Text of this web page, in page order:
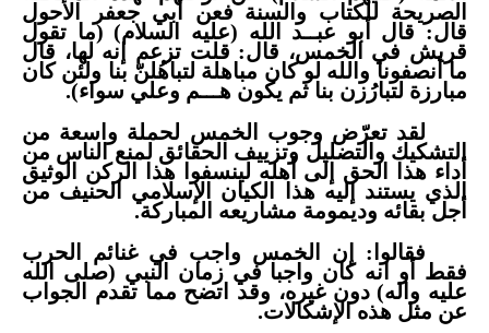
الصريحة للكتاب والسنة فعن أبي جعفر الأحول
قال: قال أبو عبــد الله (عليه السلام) (ما تقول
قريش في الخمس، قال: قلت تزعم إنه لها، قال
ما أنصفونا والله لو كان مباهلة لتباهُلنّ بنا ولئن كان
مبارزة لتبارُزن بنا ثم يكون هـــم وعلي سواء).
لقد تعرّض وجوب الخمس لحملة واسعة من
التشكيك والتضليل وتزييف الحقائق لمنع الناس من
أداء هذا الحق إلى أهله لينسفوا هذا الركن الوثيق
الذي يستند إليه هذا الكيان الإسلامي الحنيف من
أجل بقائه وديمومة مشاريعه المباركة.
فقالوا: إن الخمس واجب في غنائم الحرب
فقط أو انه كان واجبا في زمان النبي (صلى الله
عليه واله) دون غيره، وقد اتضح مما تقدم الجواب
عن مثل هذه الإشكالات.